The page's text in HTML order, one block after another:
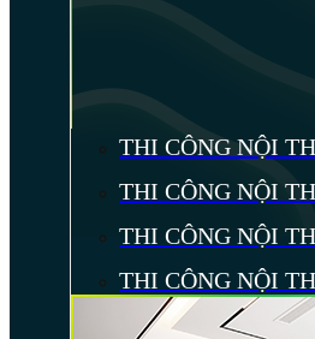
THI CÔNG NỘI
THI CÔNG NỘI
THI CÔNG NỘI
THI CÔNG NỘI